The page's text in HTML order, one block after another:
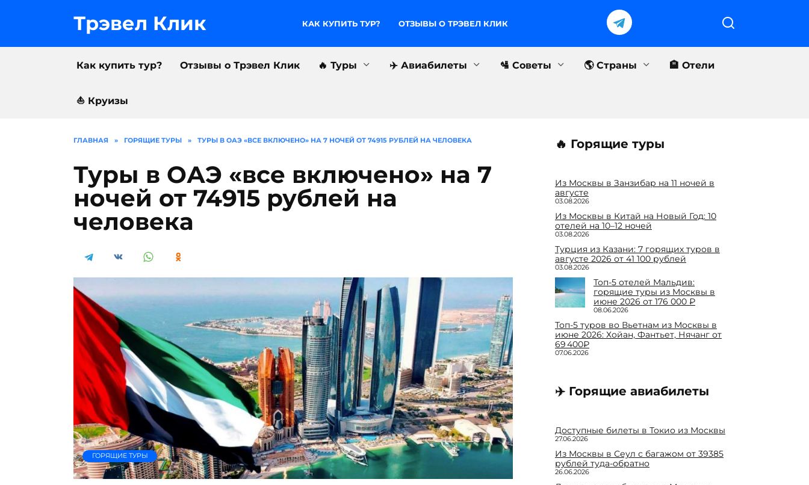
Трэвел Клик КАК КУПИТЬ ТУР? ОТЗЫВЫ О ТРЭВЕЛ КЛИК
Как купить тур? Отзывы о Трэвел Клик 🔥 Туры ✈️ Авиабилеты 🛂 Советы 🌎 Страны 🏨 Отели
⛵️ Круизы
ГЛАВНАЯ » ГОРЯЩИЕ ТУРЫ » ТУРЫ В ОАЭ «ВСЕ ВКЛЮЧЕНО» НА 7 НОЧЕЙ ОТ 74915 РУБЛЕЙ НА ЧЕЛОВЕКА
Туры в ОАЭ «все включено» на 7
ночей от 74915 рублей на
человека
ГОРЯЩИЕ ТУРЫ
🔥 Горящие туры
Из Москвы в Занзибар на 11 ночей в
августе
03.08.2026
Из Москвы в Китай на Новый Год: 10
отелей на 10–12 ночей
03.08.2026
Турция из Казани: 7 горящих туров в
августе 2026 от 41 100 рублей
03.08.2026
Топ-5 отелей Мальдив:
горящие туры из Москвы в
июне 2026 от 176 000 ₽
08.06.2026
Топ-5 туров во Вьетнам из Москвы в
июне 2026: Хойан, Фантьет, Нячанг от
69 400₽
07.06.2026
✈️ Горящие авиабилеты
Доступные билеты в Токио из Москвы
27.06.2026
Из Москвы в Сеул с багажом от 39385
рублей туда-обратно
26.06.2026